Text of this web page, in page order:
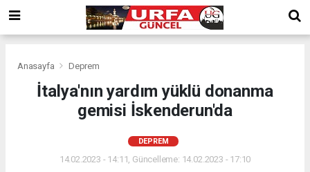
Anasayfa Deprem
İtalya'nın yardım yüklü donanma
gemisi İskenderun'da
DEPREM
14.02.2023 - 14:11, Güncelleme: 14.02.2023 - 17:10